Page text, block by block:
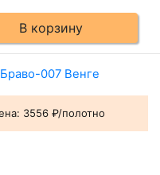
В корзину
Браво-007 Венге
3556 ₽/полотно